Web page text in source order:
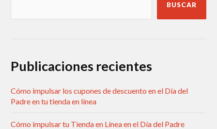
BUSCAR
Publicaciones recientes
Cómo impulsar los cupones de descuento en el Día del
Padre en tu tienda en línea
Cómo impulsar tu Tienda en Línea en el Día del Padre